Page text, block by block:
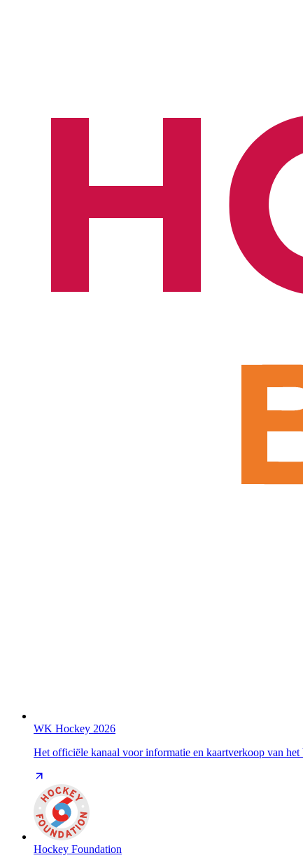
WK Hockey 2026
Het officiële kanaal voor informatie en kaartverkoop van
Hockey Foundation